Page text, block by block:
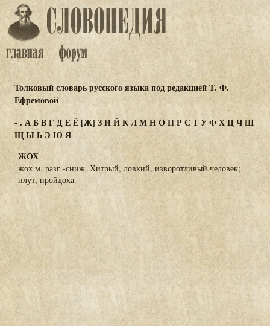
Толковый словарь русского языка под редакцией Т. Ф.
Ефремовой
- . АБВГДЕЁ [Ж] ЗИЙКЛМНОПРС ТУФХЦЧШ
ЩЫЬЭ ЮЯ
ЖОХ
жох м. разг.-сниж. Хитрый, ловкий, изворотливый человек;
плут, пройдоха.